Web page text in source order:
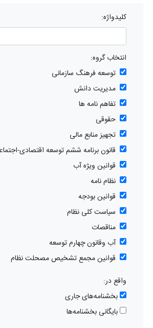
کلیدواژه:
انتخاب گروه:
توسعه فرهنگ سازمانی
مدیریت دانش
تفاهم نامه ها
حقوقی
تجهیز منابع مالی
قانون برنامه ششم توسعه اقتصادی-
قوانین ویژه آب
نظام نامه
قوانین بودجه
سیاست کلی نظام
مناقصات
آب وقانون چهارم توسعه
قوانین مجمع تشخیص مصحلت نظام
واقع در:
بخشنامه‌های جاری
بایگانی بخشنامه‌ها